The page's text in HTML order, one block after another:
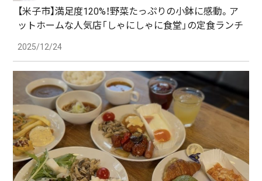
【米子市】満足度120%！野菜たっぷりの小鉢に感動。ア
ットホームな人気店「しゃにしゃに食堂」の定食ランチ
2025/12/24